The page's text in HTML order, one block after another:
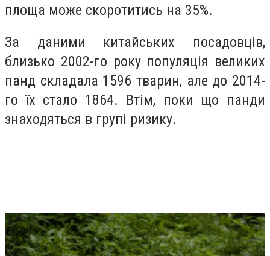
площа може скоротитись на 35%.
За даними китайських посадовців,
близько 2002-го року популяція великих
панд складала 1596 тварин, але до 2014-
го їх стало 1864. Втім, поки що панди
знаходяться в групі ризику.